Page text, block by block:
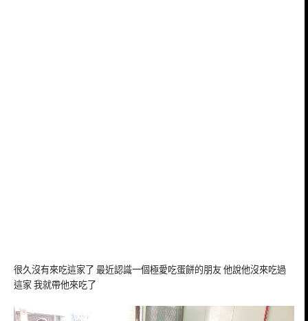
很久沒有來吃這家了 最近認識一個極愛吃蛋餅的朋友 他說他沒來吃過
這家 我就帶他來吃了